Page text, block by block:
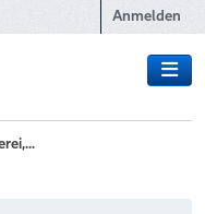
Anmelden